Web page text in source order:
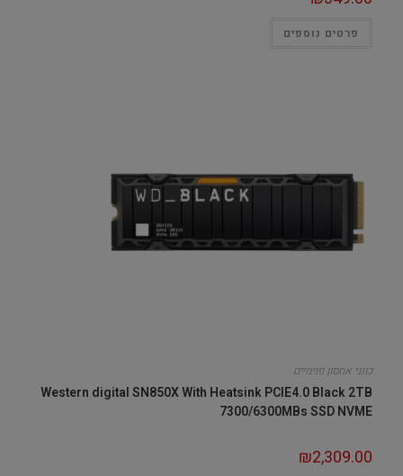
פרטים נוספים
כונני אחסון פנימיים
Western digital SN850X With Heatsink PCIE4.0 Black 2TB
7300/6300MBs SSD NVME
₪2,309.00